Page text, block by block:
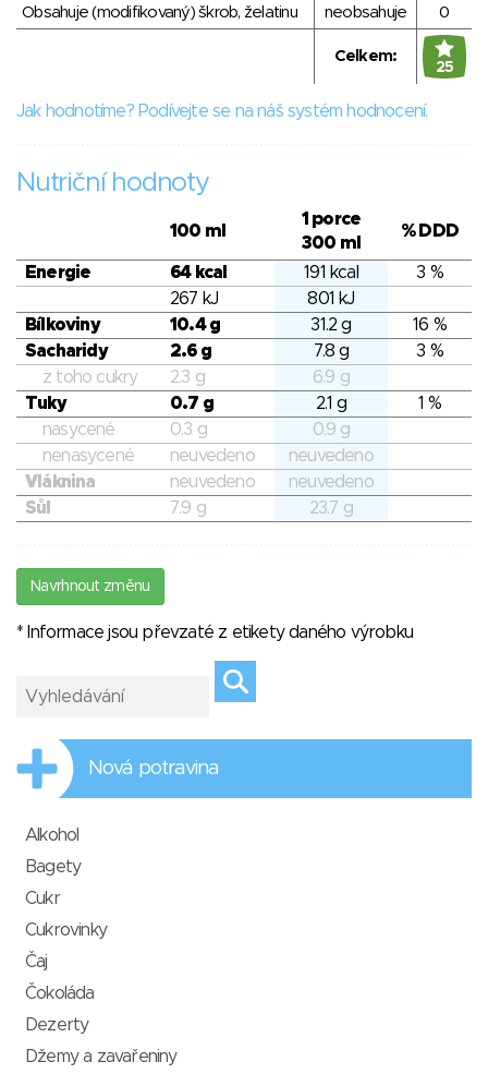
Obsahuje (modifikovaný) škrob, želatinu neobsahuje 0
Celkem:
25
Jak hodnotíme? Podívejte se na náš systém hodnocení.
Nutriční hodnoty
100 ml
1 porce
300 ml
% DDD
Energie 64 kcal 191 kcal
3 %
267 kJ
801 kJ
Bílkoviny
10.4 g 31.2 g
16 %
Sacharidy
2.6 g 7.8 g
3 %
z toho cukry
2.3 g
6.9 g
Tuky
0.7 g 2.1 g
1 %
nasycené
0.3 g
0.9 g
nenasycené
neuvedeno
neuvedeno
Vláknina
neuvedeno
neuvedeno
Sůl
7.9 g 23.7 g
Navrhnout změnu
* Informace jsou převzaté z etikety daného výrobku
Nová potravina
Alkohol
Bagety
Cukr
Cukrovinky
Čaj
Čokoláda
Dezerty
Džemy a zavařeniny